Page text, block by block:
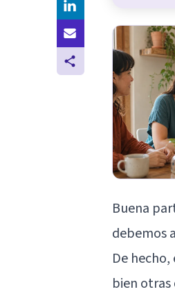
Buena
debemos
De
bien otras